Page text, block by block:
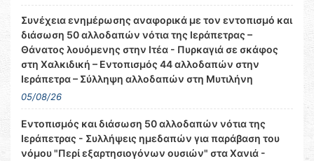
Συνέχεια ενημέρωσης αναφορικά με τον εντοπισμό και
διάσωση 50 αλλοδαπών νότια της Ιεράπετρας –
Θάνατος λουόμενης στην Ιτέα - Πυρκαγιά σε σκάφος
στη Χαλκιδική – Εντοπισμός 44 αλλοδαπών στην
Ιεράπετρα – Σύλληψη αλλοδαπών στη Μυτιλήνη
05/08/26
Εντοπισμός και διάσωση 50 αλλοδαπών νότια της
Ιεράπετρας - Συλλήψεις ημεδαπών για παράβαση του
νόμου "Περί εξαρτησιογόνων ουσιών" στα Χανιά -